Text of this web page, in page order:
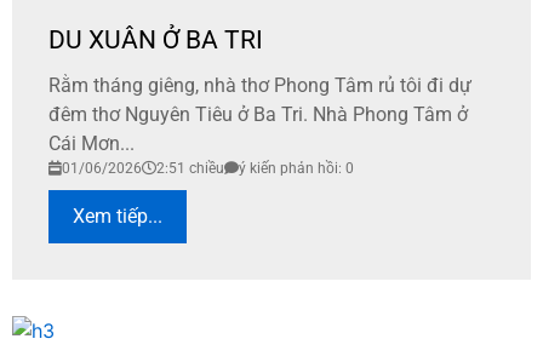
DU XUÂN Ở BA TRI
Rằm tháng giêng, nhà thơ Phong Tâm rủ tôi đi dự
đêm thơ Nguyên Tiêu ở Ba Tri. Nhà Phong Tâm ở
Cái Mơn...
01/06/2026 2:51 chiều ý kiến phản hồi: 0
Xem tiếp...